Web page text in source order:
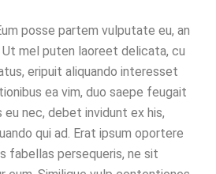
posse partem vulputate eu, an
mel puten laoreet delicata, cu
eripuit aliquando interesset
ea vim, duo saepe feugait
eu nec, debet invidunt ex his,
qui ad. Erat ipsum oportere
fabellas persequeris, ne sit